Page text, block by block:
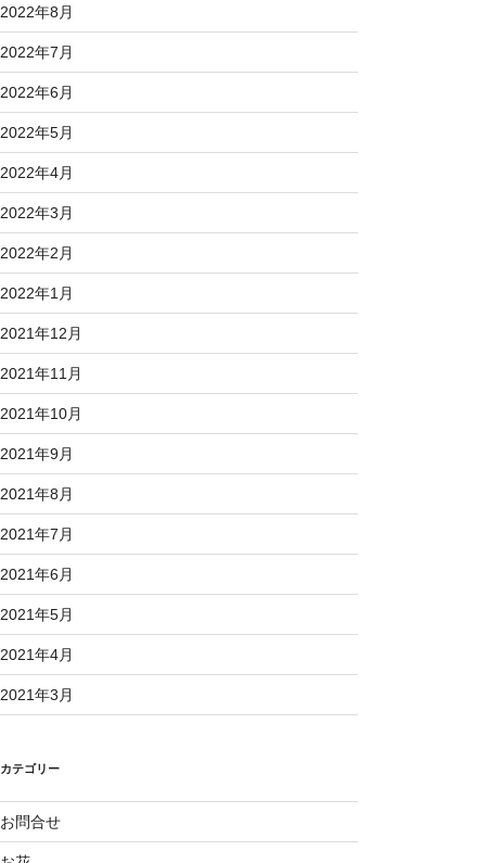
2022年8月
2022年7月
2022年6月
2022年5月
2022年4月
2022年3月
2022年2月
2022年1月
2021年12月
2021年11月
2021年10月
2021年9月
2021年8月
2021年7月
2021年6月
2021年5月
2021年4月
2021年3月
カテゴリー
お問合せ